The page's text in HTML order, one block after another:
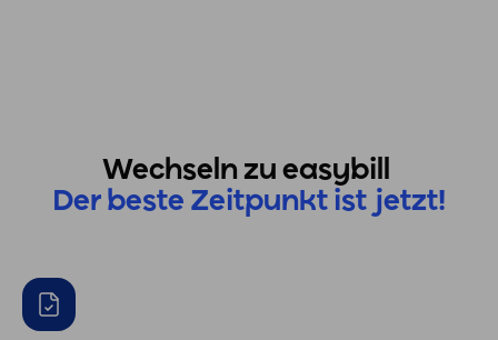
Wechseln zu easybill
Der beste Zeitpunkt ist jetzt!